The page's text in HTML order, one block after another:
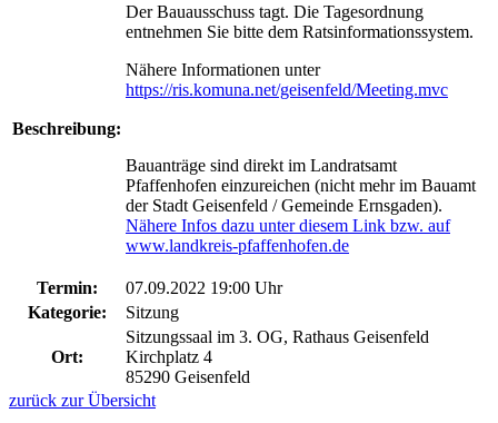
Beschreibung:
Der Bauausschuss tagt. Die Tagesordnung
entnehmen Sie bitte dem Ratsinformationssystem.
Nähere Informationen unter
https://ris.komuna.net/geisenfeld/Meeting.mvc
Bauanträge sind direkt im Landratsamt
Pfaffenhofen einzureichen (nicht mehr im Bauamt
der Stadt Geisenfeld / Gemeinde Ernsgaden).
Nähere Infos dazu unter diesem Link bzw. auf
www.landkreis-pfaffenhofen.de
Termin:
07.09.2022 19:00 Uhr
Kategorie:
Sitzung
Ort:
Sitzungssaal im 3. OG, Rathaus Geisenfeld
Kirchplatz 4
85290 Geisenfeld
zurück zur Übersicht